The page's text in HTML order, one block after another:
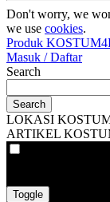
Don't worry, we
we use cookies.
Produk
Masuk / Daftar
Search
Search
LOKASI
ARTIKEL
Toggle